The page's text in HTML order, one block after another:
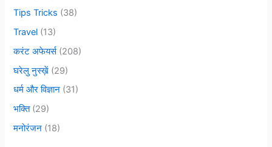
Tips Tricks (38)
Travel (13)
करंट अफेयर्स(208)
घरेलु नुस्ख़ें (29)
धर्म और विज्ञान (31)
भक्ति(29)
मनोरंजन (18)